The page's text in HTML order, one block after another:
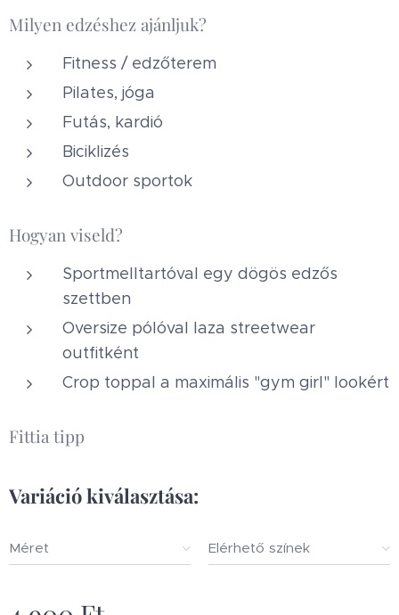
Milyen edzéshez ajánljuk?
Fitness / edzőterem
Pilates, jóga
Futás, kardió
Biciklizés
Outdoor sportok
Hogyan viseld?
Sportmelltartóval egy dögös edzős
szettben
Oversize pólóval laza streetwear
outfitként
Crop toppal a maximális "gym girl" lookért
Fittia tipp
Variáció kiválasztása:
Méret Elérhető színek